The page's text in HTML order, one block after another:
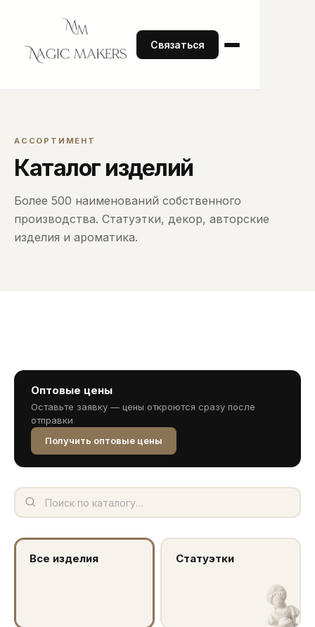
Связаться
АССОРТИМЕНТ
Каталог изделий
Более 500 наименований собственного
производства. Статуэтки, декор, авторские
изделия и ароматика.
Оптовые цены
Оставьте заявку — цены откроются сразу после
отправки
Получить оптовые цены
Все изделия Статуэтки